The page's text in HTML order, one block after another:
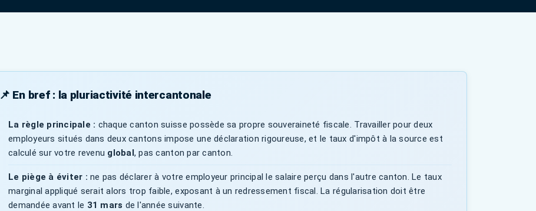
📌 En bref : la pluriactivité intercantonale
La règle principale : chaque canton suisse possède sa propre souveraineté fiscale. Travailler pour deux
employeurs situés dans deux cantons impose une déclaration rigoureuse, et le taux d'impôt à la source est
calculé sur votre revenu global, pas canton par canton.
Le piège à éviter : ne pas déclarer à votre employeur principal le salaire perçu dans l'autre canton. Le taux
marginal appliqué serait alors trop faible, exposant à un redressement fiscal. La régularisation doit être
demandée avant le 31 mars de l'année suivante.